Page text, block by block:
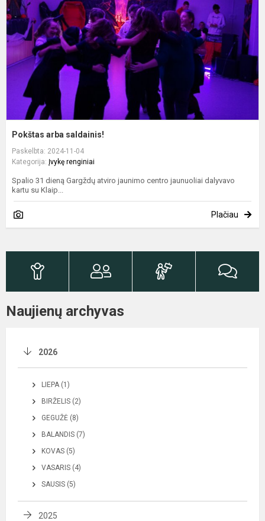
Pokštas arba saldainis!
Paskelbta: 2024-11-04
Kategorija: Įvykę renginiai
Spalio 31 dieną Gargždų atviro jaunimo centro jaunuoliai dalyvavo
kartu su Klaip...
Plačiau
Naujienų archyvas
2026
LIEPA (1)
BIRŽELIS (2)
GEGUŽĖ (8)
BALANDIS (7)
KOVAS (5)
VASARIS (4)
SAUSIS (5)
2025